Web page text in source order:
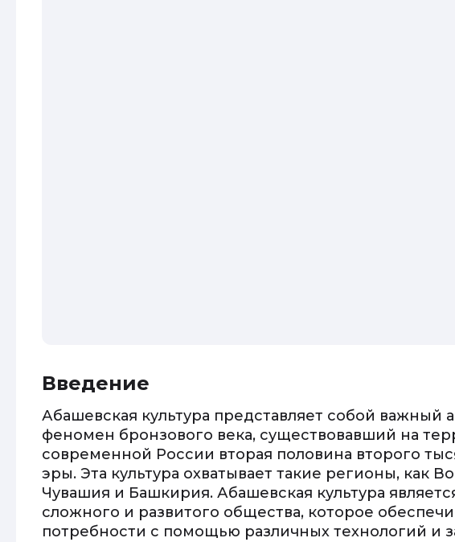
Введение
Абашевская культура представляет собой важный
феномен бронзового века, существовавший на
современной России вторая половина второго
эры. Эта культура охватывает такие регионы, как
Чувашия и Башкирия. Абашевская культура
сложного и развитого общества, которое
потребности с помощью различных технологий и